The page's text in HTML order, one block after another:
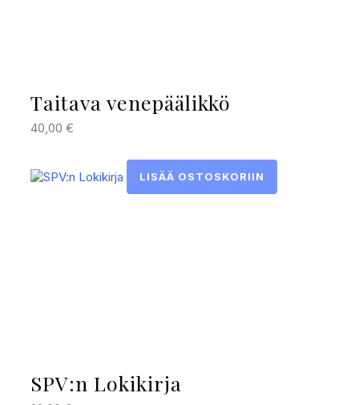
Taitava venepäälikkö
40,00 €
LISÄÄ OSTOSKORIIN
SPV:n Lokikirja